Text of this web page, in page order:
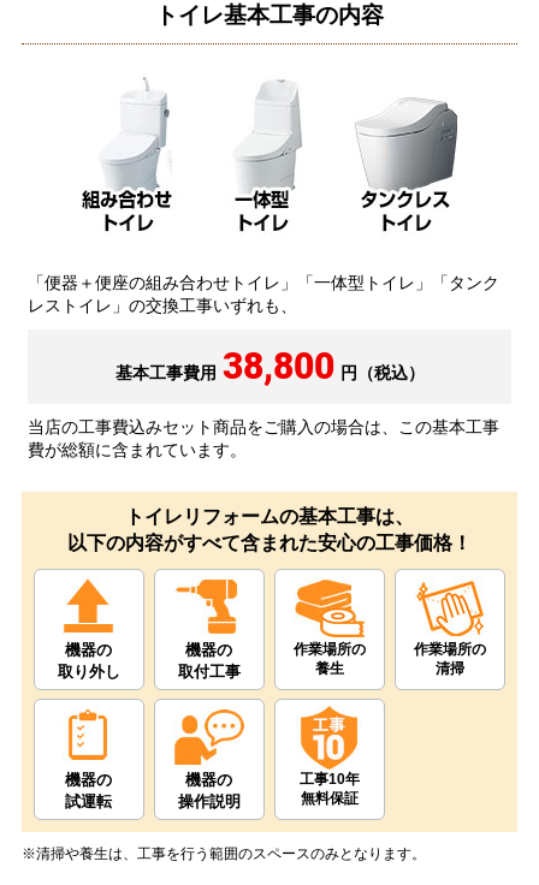
トイレ基本工事の内容
「便器＋便座の組み合わせトイレ」「一体型トイレ」「タンク
レストイレ」の交換工事いずれも、
基本工事費用 38,800 円（税込）
当店の工事費込みセット商品をご購入の場合は、この基本工事
費が総額に含まれています。
トイレリフォームの基本工事は、
以下の内容がすべて含まれた安心の工事価格！
機器の
取り外し
機器の
取付工事
作業場所の
養生
作業場所の
清掃
機器の
試運転
機器の
操作説明
工事10年
無料保証
※清掃や養生は、工事を行う範囲のスペースのみとなります。